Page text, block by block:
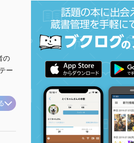
の
ー